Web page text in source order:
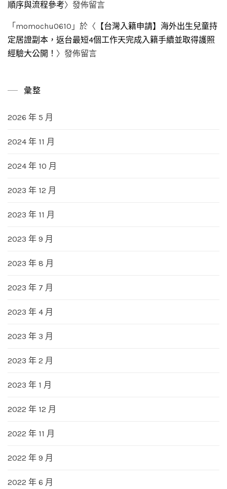
順序與流程參考〉發佈留言
「 momochu0610 」於〈 【台灣入籍申請】海外出生兒童持
定居證副本，返台最短4個工作天完成入籍手續並取得護照
經驗大公開！ 〉發佈留言
彙整
2026 年 5 月
2024 年 11 月
2024 年 10 月
2023 年 12 月
2023 年 11 月
2023 年 9 月
2023 年 8 月
2023 年 7 月
2023 年 4 月
2023 年 3 月
2023 年 2 月
2023 年 1 月
2022 年 12 月
2022 年 11 月
2022 年 9 月
2022 年 6 月